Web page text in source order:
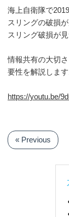
海上自衛隊で
スリングの破損
スリング破損が
情報共有の大切
要性を解説します
https://youtu.be/
« Previous